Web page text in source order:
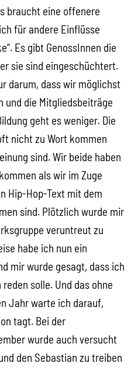
braucht eine offenere
für andere Einflüsse
Es gibt GenossInnen die
sie sind eingeschüchtert.
darum, dass wir möglichst
und die Mitgliedsbeiträge
geht es weniger. Die
nicht zu Wort kommen
sind. Wir beide haben
als wir im Zuge
Hip-Hop-Text mit dem
sind. Plötzlich wurde mir
veruntreut zu
habe ich nun ein
mir wurde gesagt, dass ich
solle. Und das ohne
Jahr warte ich darauf,
tagt. Bei der
wurde auch versucht
den Sebastian zu treiben